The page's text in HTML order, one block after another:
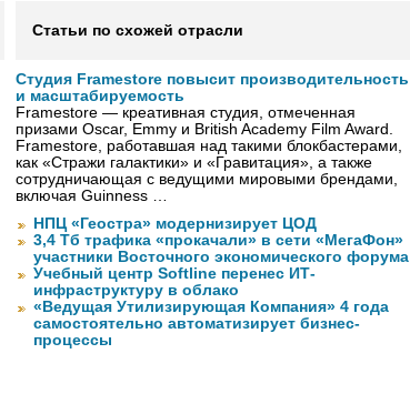
Статьи по схожей отрасли
Студия Framestore повысит производительность
и масштабируемость
Framestore — креативная студия, отмеченная
призами Oscar, Emmy и British Academy Film Award.
Framestore, работавшая над такими блокбастерами,
как «Стражи галактики» и «Гравитация», a также
сотрудничающая с ведущими мировыми брендами,
включая Guinness …
НПЦ «Геостра» модернизирует ЦОД
3,4 Тб трафика «прокачали» в сети «МегаФон»
участники Восточного экономического форума
Учебный центр Softline перенес ИТ-
инфраструктуру в облако
«Ведущая Утилизирующая Компания» 4 года
самостоятельно автоматизирует бизнес-
процессы